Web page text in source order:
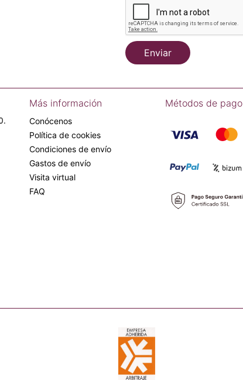
Enviar
Más información
Conócenos
Política de cookies
Condiciones de envío
Gastos de envío
Visita virtual
FAQ
Métodos de pago